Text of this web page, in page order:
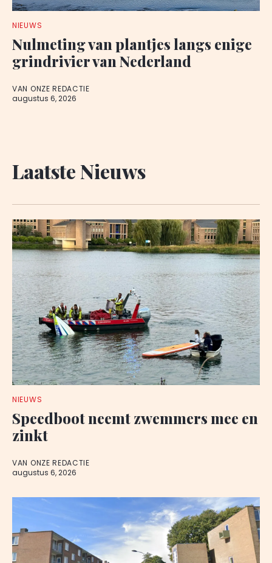
NIEUWS
Nulmeting van plantjes langs enige
grindrivier van Nederland
VAN ONZE REDACTIE
augustus 6, 2026
Laatste Nieuws
NIEUWS
Speedboot neemt zwemmers mee en
zinkt
VAN ONZE REDACTIE
augustus 6, 2026